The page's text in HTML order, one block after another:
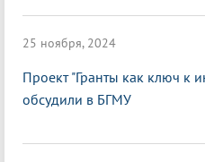
25 ноября, 2024
Проект "Гранты как ключ к
обсудили в БГМУ